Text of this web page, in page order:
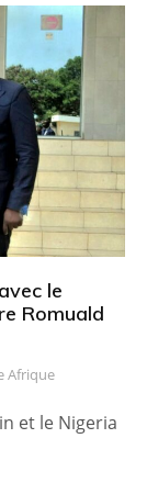
le
Romuald
Afrique
et le Nigeria